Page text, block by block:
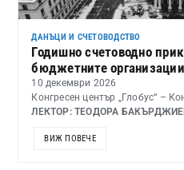
ДАНЪЦИ И СЧЕТОВОДСТВО
Годишно счетоводно
бюджетните организации
10 декември 2026
Конгресен център „Глобус“ –
ЛЕКТОР: ТЕОДОРА
ВИЖ ПОВЕЧЕ